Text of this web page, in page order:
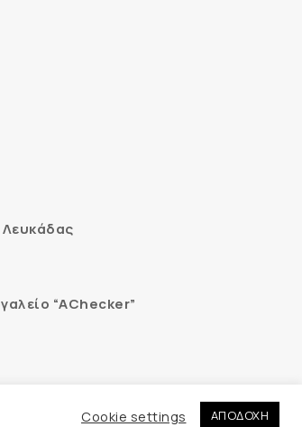
“AChecker”
Cookie settings ΑΠΟΔΟΧΗ